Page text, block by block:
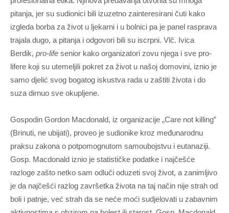
pitanja, jer su sudionici bili izuzetno zainteresirani čuti kako
izgleda borba za život u ljekarni i u bolnici pa je panel rasprava
trajala dugo, a pitanja i odgovori bili su iscrpni. Vlč. Ivica
Berdik, pro-life senior kako organizatori zovu njega i sve pro-
lifere koji su utemeljili pokret za život u našoj domovini, iznio je
samo djelić svog bogatog iskustva rada u zaštiti života i do
suza dirnuo sve okupljene.
Gospodin Gordon Macdonald, iz organizacije „Care not killing”
(Brinuti, ne ubijati), proveo je sudionike kroz međunarodnu
praksu zakona o potpomognutom samoubojstvu i eutanaziji.
Gosp. Macdonald iznio je statističke podatke i najčešće
razloge zašto netko sam odluči oduzeti svoj život, a zanimljivo
je da najčešći razlog završetka života na taj način nije strah od
boli i patnje, već strah da se neće moći sudjelovati u zabavnim